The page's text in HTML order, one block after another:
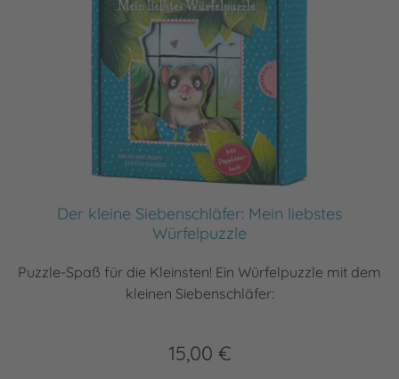
Der kleine Siebenschläfer: Mein liebstes
Würfelpuzzle
Puzzle-Spaß für die Kleinsten! Ein Würfelpuzzle mit dem
kleinen Siebenschläfer:
15,00 €